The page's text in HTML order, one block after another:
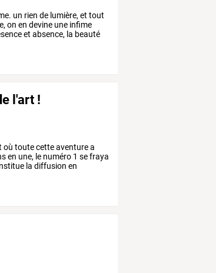
un rien de lumière, et tout
on en devine une infime
et absence, la beauté
l'art !
où toutecetteaventurea
en une, le numéro 1 sefraya
la diffusion en